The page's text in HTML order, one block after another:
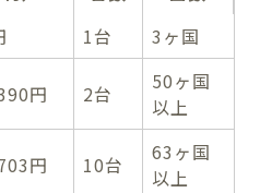
1台
3ヶ国
円 2台
50ヶ国
以上
円 10台
63ヶ国
以上